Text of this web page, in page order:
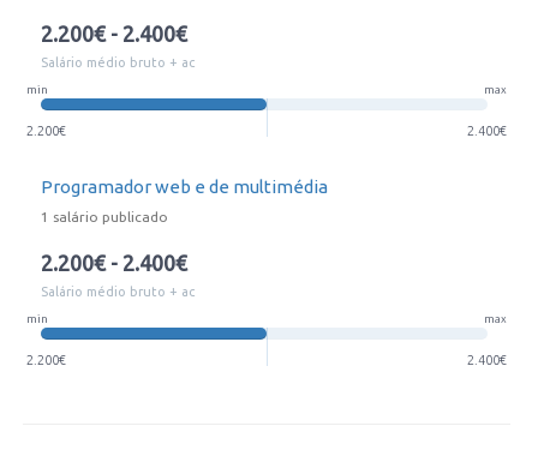
2.200€ - 2.400€
Salário médio bruto + ac
min max
2.200€ 2.400€
Programador web e de multimédia
1 salário publicado
2.200€ - 2.400€
Salário médio bruto + ac
min max
2.200€ 2.400€